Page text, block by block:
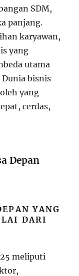
SDM,
panjang.
karyawan,
yang
utama
Dunia bisnis
yang
cerdas,
Depan
YANG
DARI
meliputi